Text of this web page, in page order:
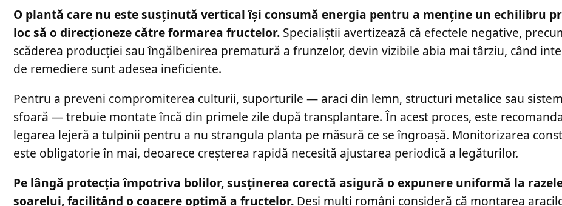
O plantă care nu este susținută vertical își consumă energia pentru a menține un echilibru
loc să o direcționeze către formarea fructelor. Specialiștii avertizează că efectele negative,
scăderea producției sau îngălbenirea prematură a frunzelor, devin vizibile abia mai târziu, când
de remediere sunt adesea ineficiente.
Pentru a preveni compromiterea culturii, suporturile — araci din lemn, structuri metalice sau
sfoară — trebuie montate încă din primele zile după transplantare. În acest proces, este
legarea lejeră a tulpinii pentru a nu strangula planta pe măsură ce se îngroașă. Monitorizarea
este obligatorie în mai, deoarece creșterea rapidă necesită ajustarea periodică a legăturilor.
Pe lângă protecția împotriva bolilor, susținerea corectă asigură o expunere uniformă la
soarelui, facilitând o coacere optimă a fructelor. Deși mulți români consideră că montarea